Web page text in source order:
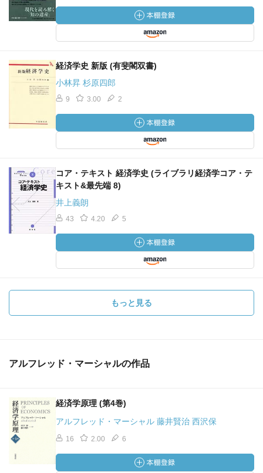
経済学史 新版 (有斐閣双書)
小林昇 杉原四郎
9 3.00 2
コア・テキスト 経済学史 (ライブラリ経済学コア・テ
キスト&最先端 8)
井上義朗
43 4.20 5
もっと見る
アルフレッド・マーシャルの作品
経済学原理 (第4巻)
アルフレッド・マーシャル 藤井賢治 西沢保
16 2.00 6